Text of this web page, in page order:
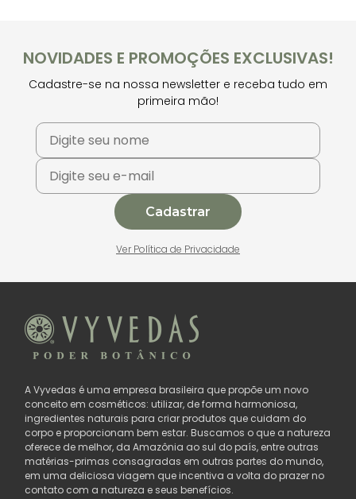
NOVIDADES E PROMOÇÕES EXCLUSIVAS!
Cadastre-se na nossa newsletter e receba tudo em
primeira mão!
Cadastrar
Ver Política de Privacidade
A Vyvedas é uma empresa brasileira que propõe um novo
conceito em cosméticos: utilizar, de forma harmoniosa,
ingredientes naturais para criar produtos que cuidam do
corpo e proporcionam bem estar. Buscamos o que a natureza
oferece de melhor, da Amazônia ao sul do país, entre outras
matérias-primas consagradas em outras partes do mundo,
em uma deliciosa viagem que incentiva a volta do prazer no
contato com a natureza e seus benefícios.